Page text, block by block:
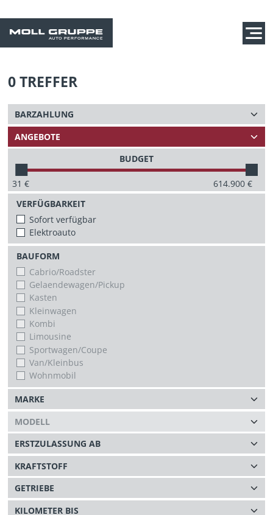
0TREFFER
BUDGET
31 € 614.900€
VERFÜGBARKEIT
Sofort verfügbar
Elektroauto
BAUFORM
Cabrio/Roadster
Gelaendewagen/Pickup
Kasten
Kleinwagen
Kombi
Limousine
Sportwagen/Coupe
Van/Kleinbus
Wohnmobil